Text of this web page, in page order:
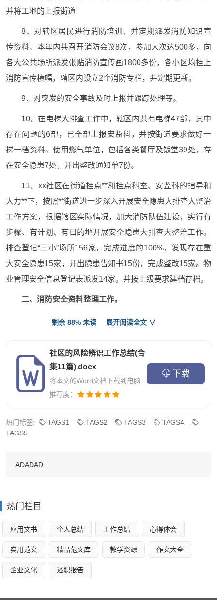
并将工地的上报街道
8、对辖区居民进行消防培训、并定期派发消防知识宣
传资料。本年内共召开消防会议8次，参加人次达500多，向
各大公共场所派发张贴消防宣传画1800多份，各小区均挂上
消防宣传横幅，辖区内设立2个消防专栏，并定期更新。
9、对突发的安全事故及时上报并跟踪处理等。
10、在电梯大排查工作中，辖区内共有电梯47部，其中
存在问题的6部，已全部上报安监科，并按街道要求做好一
梯一档资料。使用燃气单位，包括各类餐厅及饭堂39处，存
在安全隐患7处，开出整改通知单7份。
11、xx社区在街道挂点**和挂点科室、安监科的指导和
大力**下，按照**街道进一步深入开展安全隐患大排查大整治
工作方案，根据辖区实际情况，加大消防队伍建设，实行有
步骤、有计划、有目的地开展安全隐患大排查大整治工作。
排查登记“三小”场所156家，完成进度的100%，发现存在重
大安全隐患15家，开出隐患告知书15份，完成整改15家。物
业管理安全信息登记表派发14家。并按上级要求建档存档。
二、消防安全资料整理工作。
1、在“xx社区三小场所火灾隐患重点地区整治工作”，认
骤，做好迎检的六个文件合，在街道检查中，评分排名第
一，并顺利接受了区及市的检查验收。
2、对辖区单位进行安全生产日常巡查记录，及时的录
3、对突发的安全事故及时写汇报材料向上级汇报。
三、经济科普工作。
2、定期进行地下加工厂、食品安全检查，并及时上报
上级单位。
3、定期联络商会成员，辖区内共有5家商会成员单位。
剩余 88% 未读 展开阅读全文 ∨
社区的风险辨识工作总结(合
集11篇).docx
将本文的Word文档下载到电脑
推荐度：
下载
热门标签: TAGS1 TAGS2 TAGS3
TAGS4
TAGS5
ADADAD
热门栏目
应用文书 个人总结 工作总结 心得体会
实用范文 精品范文库 教学资源 作文大全
企业文化 述职报告